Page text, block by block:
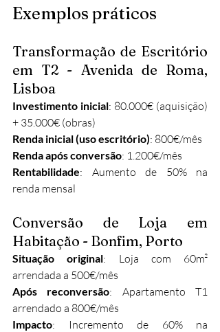
Exemplos práticos
Transformação de Escritório
em T2 - Avenida de Roma,
Lisboa
Investimento inicial: 80.000€ (aquisição)
+ 35.000€ (obras)
Renda inicial (uso escritório): 800€/mês
Renda após conversão: 1.200€/mês
Rentabilidade: Aumento de 50% na
renda mensal
Conversão de Loja em
Habitação - Bonfim, Porto
Situação original: Loja com 60m²
arrendada a 500€/mês
Após reconversão: Apartamento T1
arrendado a 800€/mês
Impacto: Incremento de 60% na